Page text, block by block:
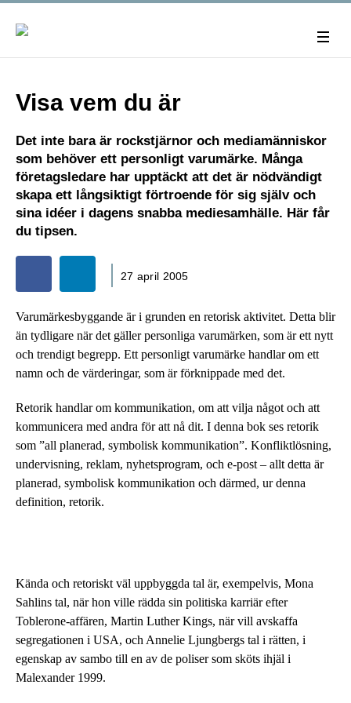
Visa vem du är
Det inte bara är rockstjärnor och mediamänniskor
som behöver ett personligt varumärke. Många
företagsledare har upptäckt att det är nödvändigt
skapa ett långsiktigt förtroende för sig själv och
sina idéer i dagens snabba mediesamhälle. Här får
du tipsen.
27 april 2005
Varumärkesbyggande är i grunden en retorisk aktivitet. Detta blir
än tydligare när det gäller personliga varumärken, som är ett nytt
och trendigt begrepp. Ett personligt varumärke handlar om ett
namn och de värderingar, som är förknippade med det.
Retorik handlar om kommunikation, om att vilja något och att
kommunicera med andra för att nå dit. I denna bok ses retorik
som ”all planerad, symbolisk kommunikation”. Konfliktlösning,
undervisning, reklam, nyhetsprogram, och e-post – allt detta är
planerad, symbolisk kommunikation och därmed, ur denna
definition, retorik.
Kända och retoriskt väl uppbyggda tal är, exempelvis, Mona
Sahlins tal, när hon ville rädda sin politiska karriär efter
Toblerone-affären, Martin Luther Kings, när vill avskaffa
segregationen i USA, och Annelie Ljungbergs tal i rätten, i
egenskap av sambo till en av de poliser som sköts ihjäl i
Malexander 1999.